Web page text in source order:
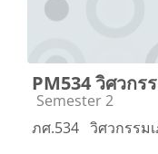
PM534 วิศวกร
Course category
Semester 2
ภศ.534 วิศวกรรม